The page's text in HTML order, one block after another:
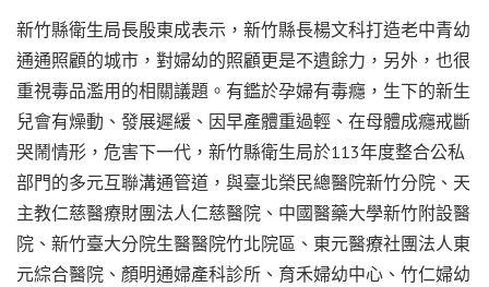
新竹縣衛生局長殷東成表示，新竹縣長楊文科打造老中青幼
通通照顧的城市，對婦幼的照顧更是不遺餘力，另外，也很
重視毒品濫用的相關議題。有鑑於孕婦有毒癮，生下的新生
兒會有燥動、發展遲緩、因早產體重過輕、在母體成癮戒斷
哭鬧情形，危害下一代，新竹縣衛生局於113年度整合公私
部門的多元互聯溝通管道，與臺北榮民總醫院新竹分院、天
主教仁慈醫療財團法人仁慈醫院、中國醫藥大學新竹附設醫
院、新竹臺大分院生醫醫院竹北院區、東元醫療社團法人東
元綜合醫院、顏明通婦產科診所、育禾婦幼中心、竹仁婦幼